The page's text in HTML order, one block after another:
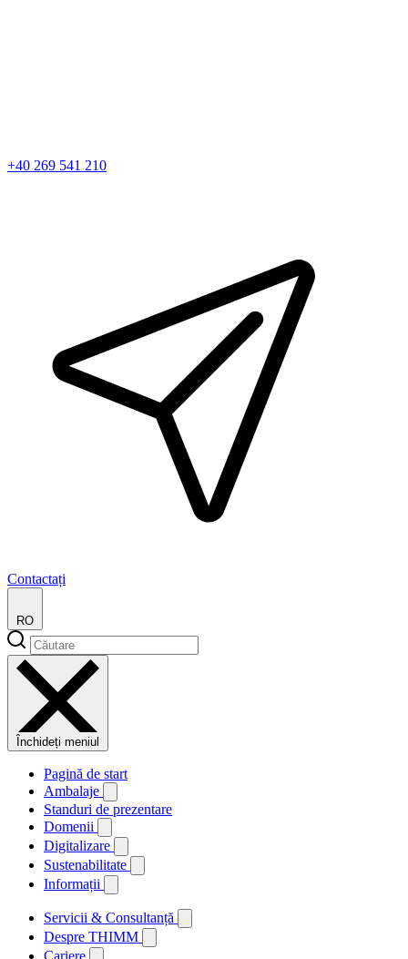
+40 269 541 210
Contactați
RO
Închideți meniul
Pagină de start
Ambalaje
Standuri de prezentare
Domenii
Digitalizare
Sustenabilitate
Informații
Servicii & Consultanță
Despre THIMM
Cariere